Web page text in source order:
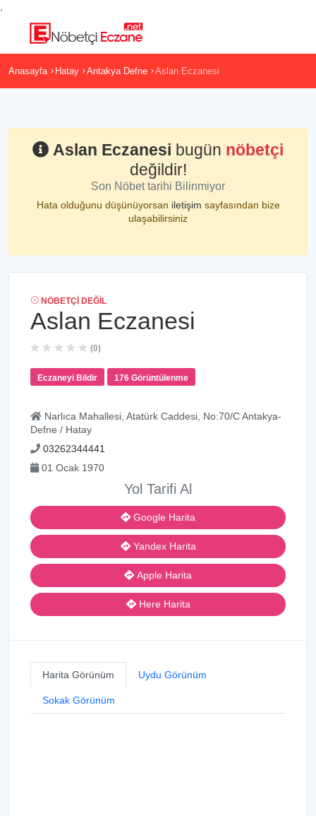
Anasayfa Hatay Antakya Defne Aslan Eczanesi
Aslan Eczanesi bugün nöbetçi
değildir!
Son Nöbet tarihi Bilinmiyor
Hata olduğunu düşünüyorsan iletişim sayfasından bize
ulaşabilirsiniz
NÖBETÇI DEĞIL
Aslan Eczanesi
(0)
Eczaneyi Bildir 176 Görüntülenme
Narlıca Mahallesi, Atatürk Caddesi, No:70/C Antakya-
Defne / Hatay
03262344441
01 Ocak 1970
Yol Tarifi Al
Google Harita
Yandex Harita
Apple Harita
Here Harita
Harita Görünüm Uydu Görünüm
Sokak Görünüm